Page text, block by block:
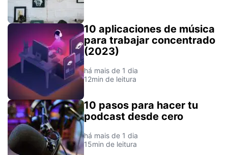
10 aplicaciones de música
para trabajar concentrado
(2023)
há mais de 1 dia
12min de leitura
10 pasos para hacer tu
podcast desde cero
há mais de 1 dia
15min de leitura